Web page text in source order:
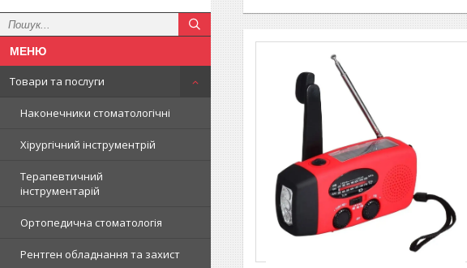
Товари та послуги
Наконечники стоматологічні
Хірургічний інструментрій
Терапевтичний
інструментарій
Ортопедична стоматологія
Рентген обладнання та захист